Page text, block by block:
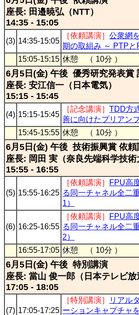
座長: 田邉暁弘（NTT）
14:35 - 15:05
(3) 14:35-15:05
［依頼講演］ 公衆網
期の取組み ～ PTPと
15:05-15:15 休憩 （ 10分 ）
6月5日(金) 午後 優秀研究発表賞
座長: 安江信一（日本電気）
15:15 - 15:45
(4) 15:15-15:45
［記念講演］ TDD方
善に向けたプリアン
15:45-15:55 休憩 （ 10分 ）
6月5日(金) 午後 技術振興賞 依頼
座長: 岡田 実（奈良先端科学技術
15:55 - 16:55
(5) 15:55-16:25
［依頼講演］
FPU高
る同一チャネル全二
1）
(6) 16:25-16:55
［依頼講演］
FPU高
る同一チャネル全二
2）
16:55-17:05 休憩 （ 10分 ）
6月5日(金) 午後 特別講演
座長: 當山 俊一郎（日本テレビ放
17:05 - 18:05
(7) 17:05-17:25
［特別講演］
リアル
ーションキャプチャ